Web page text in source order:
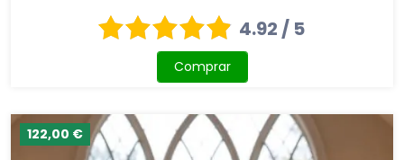
4.92 / 5
Comprar
122,00 €